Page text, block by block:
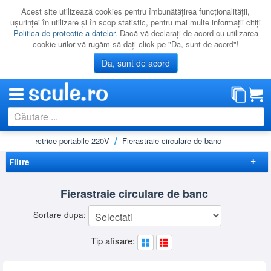
Acest site utilizează cookies pentru îmbunătăţirea funcţionalităţii,
uşurinţei în utilizare şi în scop statistic, pentru mai multe informaţii citiţi
Politica de protectie a datelor. Dacă vă declaraţi de acord cu utilizarea
cookie-urilor vă rugăm să daţi click pe "Da, sunt de acord"!
Da, sunt de acord
CATEGORII
PROMOTII
LICHIDARE
Scule electrice portabile 220V
Fierastraie circulare de banc
Filtre
Disponibilitate
Fierastraie circulare de banc
Sortare dupa:
Tip afisare: